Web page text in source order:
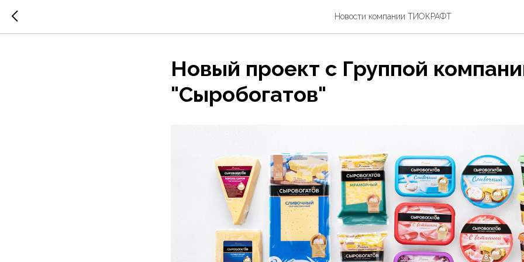
Новости компании ТИОКРАФТ
Новый проект с Группой
"Сыробогатов"